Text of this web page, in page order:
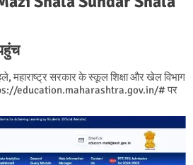
महाराष्ट्र सरकार के स्कूल शिक्षा और खेल विभाग
education.maharashtra.gov.in/# पर